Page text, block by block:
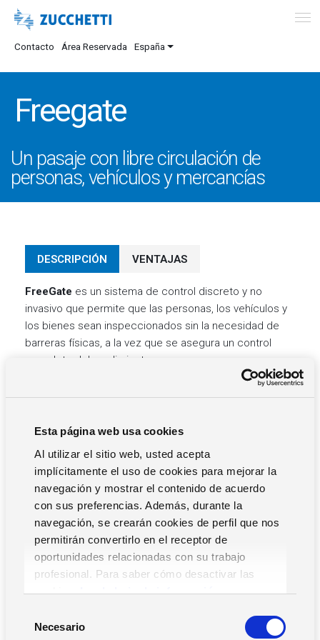
Esta página web usa cookies
Al utilizar el sitio web, usted acepta
implícitamente el uso de cookies para mejorar la
navegación y mostrar el contenido de acuerdo
con sus preferencias. Además, durante la
navegación, se crearán cookies de perfil que nos
permitirán convertirlo en el receptor de
oportunidades relacionadas con su trabajo
profesional. Para saber cómo desactivar las
cookies,Lea la hoja de información.
Necesario
Contacto Área Reservada España
Freegate
Un pasaje con libre circulación de
personas, vehículos y mercancías
DESCRIPCIÓN VENTAJAS
FreeGate es un sistema de control discreto y no
invasivo que permite que las personas, los vehículos y
los bienes sean inspeccionados sin la necesidad de
barreras físicas, a la vez que se asegura un control
completo del rendimiento.
Libertad de paso en los locales de la empresa.
FreeGatelee un TAG UHF (RFID) que la persona usa en
productos que deben ser inspeccionados.
Gracias a la tecnología UHF, el letrero se puede leer
desde una distancia de varios metros.
Una vez que se haya verificado que la etiqueta está
debidamente autorizada, el sistema rastreará el pase
real.
Por supuesto,FreeGate es capaz de administrar
múltiples pases de personas en ambas direcciones, y
detecta automáticamente la dirección del flujo de cada
etiqueta.
también se puede conectar a barreras
físicas convencionales para evitar el acceso en los